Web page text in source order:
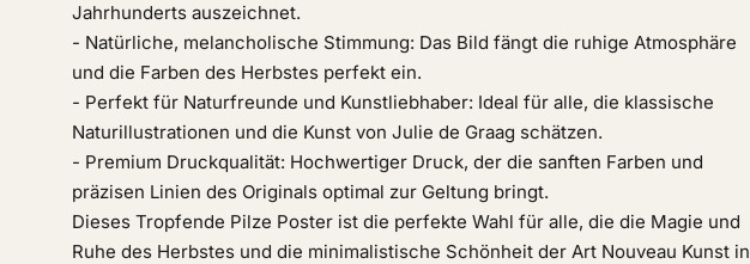
Jahrhunderts auszeichnet.
- Natürliche, melancholische Stimmung: Das Bild fängt die ruhige Atmosphäre
und die Farben des Herbstes perfekt ein.
- Perfekt für Naturfreunde und Kunstliebhaber: Ideal für alle, die klassische
Naturillustrationen und die Kunst von Julie de Graag schätzen.
- Premium Druckqualität: Hochwertiger Druck, der die sanften Farben und
präzisen Linien des Originals optimal zur Geltung bringt.
Dieses Tropfende Pilze Poster ist die perfekte Wahl für alle, die die Magie und
Ruhe des Herbstes und die minimalistische Schönheit der Art Nouveau Kunst in